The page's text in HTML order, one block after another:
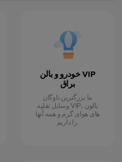
خودرو و بالن VIP
براق
ما بزرگترین ناوگان
وسایل نقلیه VIP، بالون
های هوای گرم و همه آنها
را داریم.